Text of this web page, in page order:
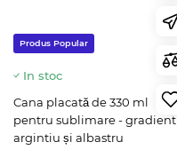
Produs Popular
In stoc
Cana placată de 330 ml
pentru sublimare - gradient
argintiu și albastru